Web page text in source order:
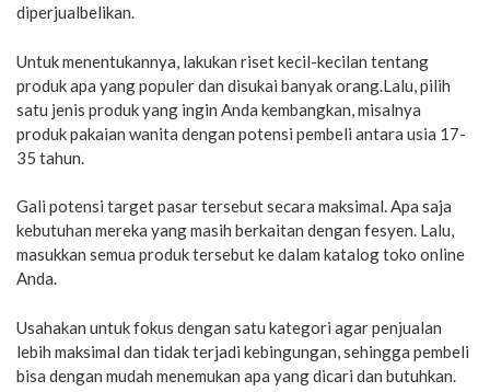
diperjualbelikan.
Untuk menentukannya, lakukan riset kecil-kecilan tentang
produk apa yang populer dan disukai banyak orang.Lalu, pilih
satu jenis produk yang ingin Anda kembangkan, misalnya
produk pakaian wanita dengan potensi pembeli antara usia 17-
35 tahun.
Gali potensi target pasar tersebut secara maksimal. Apa saja
kebutuhan mereka yang masih berkaitan dengan fesyen. Lalu,
masukkan semua produk tersebut ke dalam katalog toko online
Anda.
Usahakan untuk fokus dengan satu kategori agar penjualan
lebih maksimal dan tidak terjadi kebingungan, sehingga pembeli
bisa dengan mudah menemukan apa yang dicari dan butuhkan.